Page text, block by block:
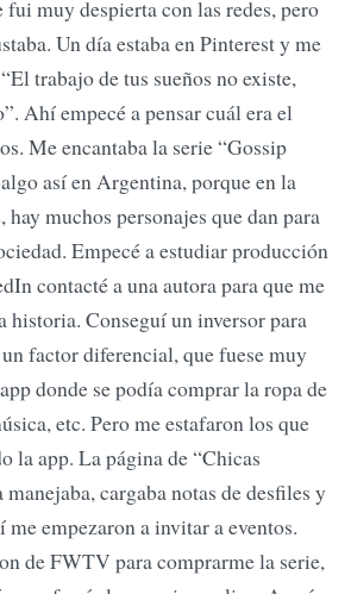
muy despierta con las redes, pero
Un día estaba en Pinterest y me
trabajo de tus sueños no existe,
Ahí empecé a pensar cuál era el
Me encantaba la serie “Gossip
así en Argentina, porque en la
hay muchos personajes que dan para
Empecé a estudiar producción
contacté a una autora para que me
historia. Conseguí un inversor para
factor diferencial, que fuese muy
donde se podía comprar la ropa de
etc. Pero me estafaron los que
la app. La página de “Chicas
cargaba notas de desfiles y
me empezaron a invitar a eventos.
de FWTV para comprarme la serie,